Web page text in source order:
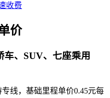
收费
价
车、SUV、七座乘用
线，基础里程单价0.45元每